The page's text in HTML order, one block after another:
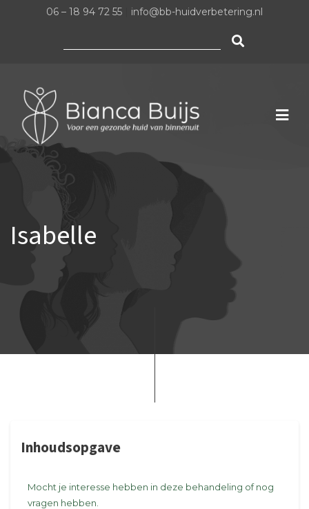
06 – 18 94 72 55 info@bb-huidverbetering.nl
Isabelle
Inhoudsopgave
Mocht je interesse hebben in deze behandeling of nog
vragen hebben.